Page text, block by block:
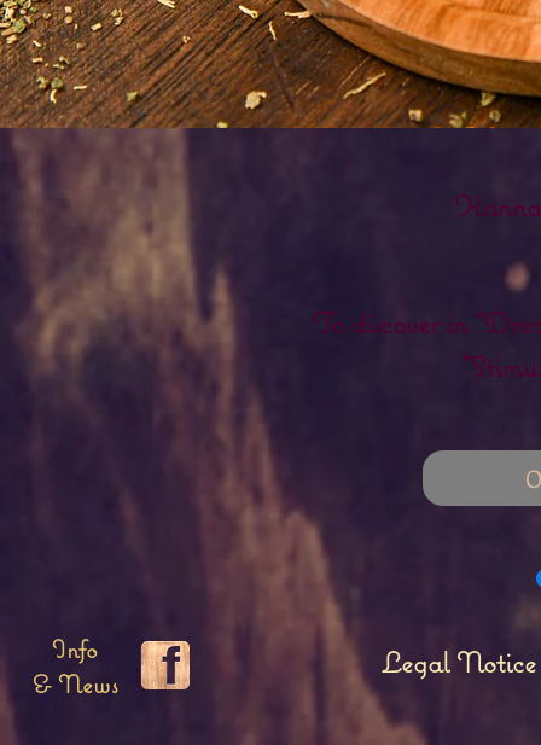
Kanna
To discover in
Info
& News
Legal Notice